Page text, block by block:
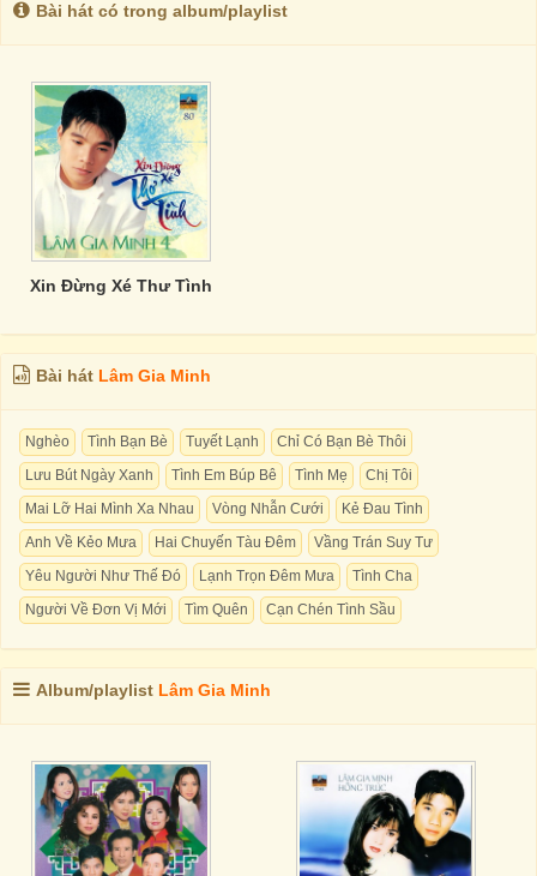
Bài hát có trong album/playlist
Xin Đừng Xé Thư Tình
Bài hát Lâm Gia Minh
Nghèo Tình Bạn Bè Tuyết Lạnh
Chỉ Có Bạn Bè Thôi
Lưu Bút Ngày Xanh
Tình Em Búp Bê Tình Mẹ
Chị Tôi
Mai Lỡ Hai Mình Xa Nhau
Vòng Nhẫn Cưới
Kẻ Đau Tình
Anh Về Kẻo Mưa
Hai Chuyến Tàu Đêm
Vầng Trán Suy Tư
Yêu Người Như Thế Đó
Lạnh Trọn Đêm Mưa
Tình Cha
Người Về Đơn Vị Mới
Tìm Quên Cạn Chén Tình Sầu
Album/playlist Lâm Gia Minh